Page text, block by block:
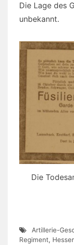
Die Lage des
unbekannt.
Die
Artillerie-
Regiment,